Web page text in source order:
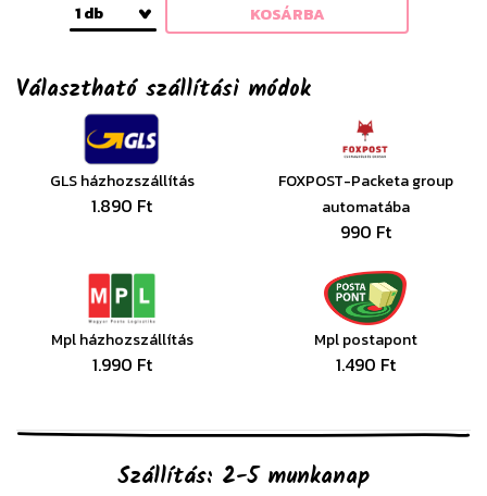
1 db KOSÁRBA
Választható szállítási módok
GLS házhozszállítás
1.890 Ft
FOXPOST-Packeta group
automatába
990 Ft
Mpl házhozszállítás
1.990 Ft
Mpl postapont
1.490 Ft
Szállítás: 2-5 munkanap